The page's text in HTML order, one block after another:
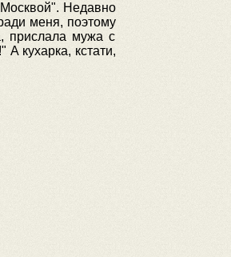
Недавно
меня, поэтому
прислала мужа с
кухарка, кстати,